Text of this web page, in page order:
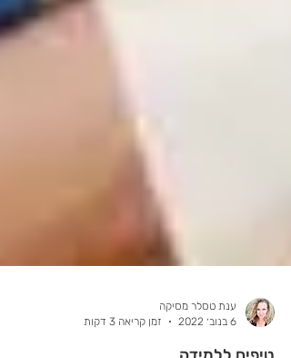
6 בנוב׳ 2022